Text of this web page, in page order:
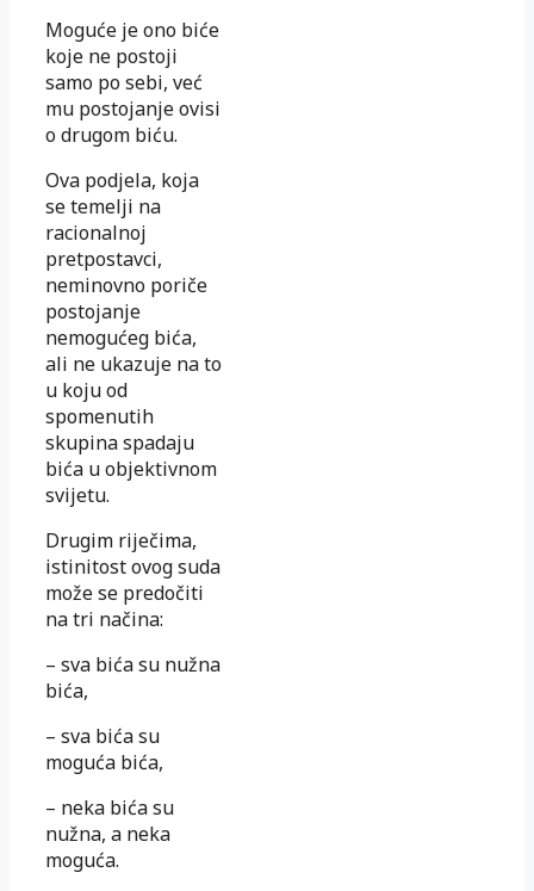
Moguće je ono biće
koje ne postoji
samo po sebi, već
mu postojanje ovisi
o drugom biću.
Ova podjela, koja
se temelji na
racionalnoj
pretpostavci,
neminovno poriče
postojanje
nemogućeg bića,
ali ne ukazuje na to
u koju od
spomenutih
skupina spadaju
bića u objektivnom
svijetu.
Drugim riječima,
istinitost ovog suda
može se predočiti
na tri načina:
– sva bića su nužna
bića,
– sva bića su
moguća bića,
– neka bića su
nužna, a neka
moguća.